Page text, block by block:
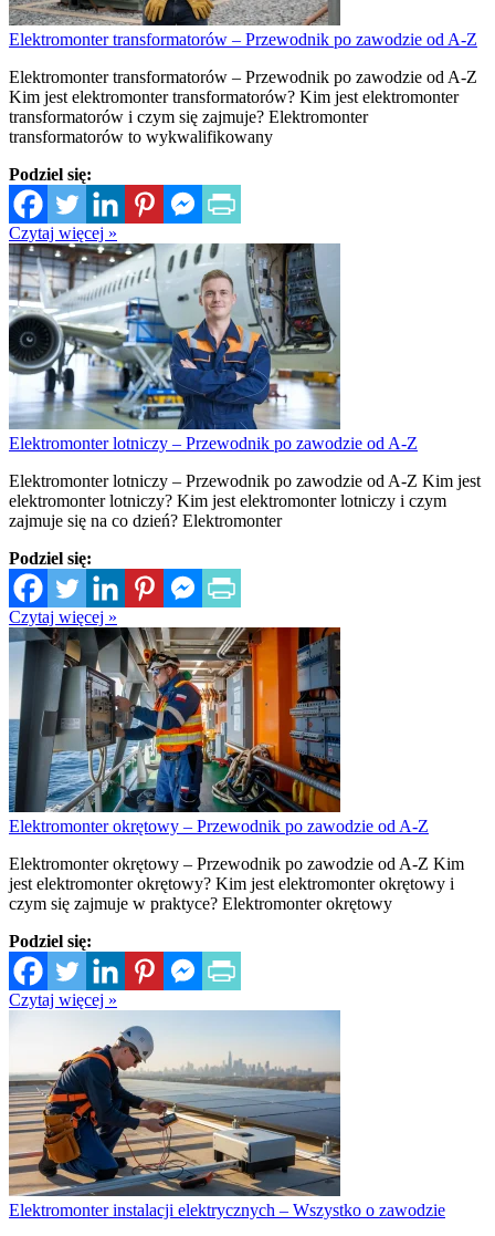
Elektromonter transformatorów – Przewodnik po zawodzie od A-Z
Elektromonter transformatorów – Przewodnik po zawodzie od A-Z
Kim jest elektromonter transformatorów? Kim jest elektromonter
transformatorów i czym się zajmuje? Elektromonter
transformatorów to wykwalifikowany
Podziel się:
Czytaj więcej »
Elektromonter lotniczy – Przewodnik po zawodzie od A-Z
Elektromonter lotniczy – Przewodnik po zawodzie od A-Z Kim jest
elektromonter lotniczy? Kim jest elektromonter lotniczy i czym
zajmuje się na co dzień? Elektromonter
Podziel się:
Czytaj więcej »
Elektromonter okrętowy – Przewodnik po zawodzie od A-Z
Elektromonter okrętowy – Przewodnik po zawodzie od A-Z Kim
jest elektromonter okrętowy? Kim jest elektromonter okrętowy i
czym się zajmuje w praktyce? Elektromonter okrętowy
Podziel się:
Czytaj więcej »
Elektromonter instalacji elektrycznych – Wszystko o zawodzie